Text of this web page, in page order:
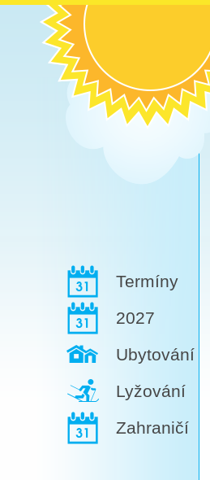
Termíny
2027
Ubytování
Lyžování
Zahraničí